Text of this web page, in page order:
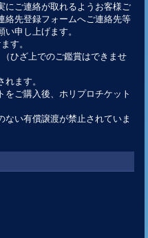
にご連絡が取れるようお客様ご
絡先登録フォームへご連絡先等
申し上げます。
す。
ひざ上でのご鑑賞はできませ
ます。
ご購入後、ホリプロチケット
い有償譲渡が禁止されていま